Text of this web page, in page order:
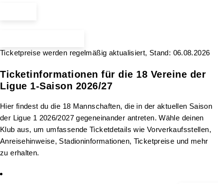
Ticketpreise werden regelmäßig aktualisiert, Stand: 06.08.2026
Ticketinformationen für die 18 Vereine der
Ligue 1-Saison 2026/27
Hier findest du die 18 Mannschaften, die in der aktuellen Saison
der Ligue 1 2026/2027 gegeneinander antreten. Wähle deinen
Klub aus, um umfassende Ticketdetails wie Vorverkaufsstellen,
Anreisehinweise, Stadioninformationen, Ticketpreise und mehr
zu erhalten.